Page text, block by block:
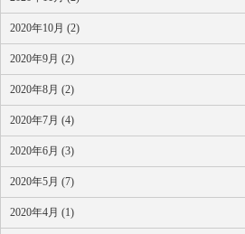
2020年10月 (2)
2020年9月 (2)
2020年8月 (2)
2020年7月 (4)
2020年6月 (3)
2020年5月 (7)
2020年4月 (1)